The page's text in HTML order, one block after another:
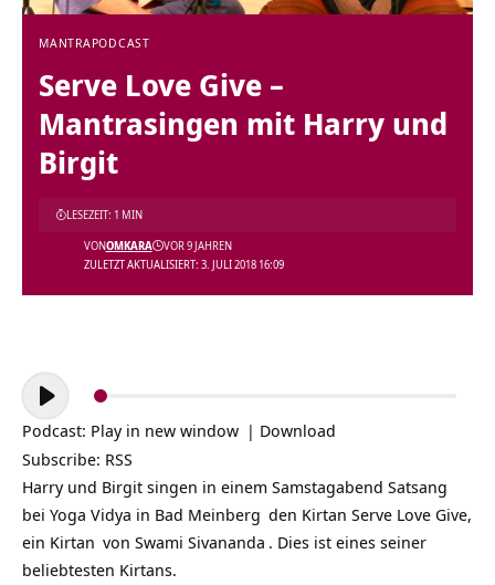
MANTRAPODCAST
Serve Love Give –
Mantrasingen mit Harry und
Birgit
ZULETZT AKTUALISIERT: 3. JULI 2018 16:09
VONOMKARA VOR 9 JAHREN
LESEZEIT: 1 MIN
Audio-
Player
Podcast: Play in new window | Download
Subscribe: RSS
Harry und Birgit singen in einem Samstagabend Satsang
bei Yoga Vidya in Bad Meinberg den Kirtan Serve Love Give,
ein Kirtan von Swami Sivananda . Dies ist eines seiner
beliebtesten Kirtans.